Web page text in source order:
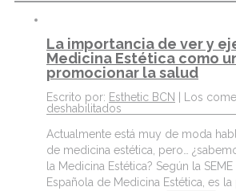
La importancia de ver y
Medicina Estética como
promocionar la salud
Escrito por: Esthetic BCN
Los
deshabilitados
Actualmente está muy de moda
de medicina estética, pero…
la Medicina Estética? Según la
Española de Medicina Estética, es